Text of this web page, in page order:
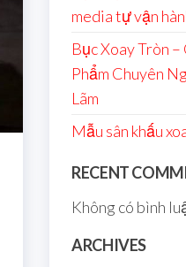
media tự vận
Bục Xoay Tròn
Phẩm Chuyên
Lãm
Mẫu sân khấu
RECENT
Không có bình
ARCHIVES